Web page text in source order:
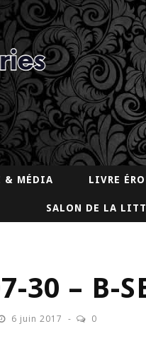
& MÉDIA LIVRE
SALON DE LA
30 – B-
6 juin 2017 0